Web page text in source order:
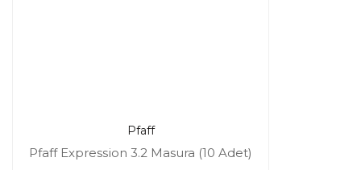
Pfaff
Pfaff Expression 3.2 Masura (10 Adet)